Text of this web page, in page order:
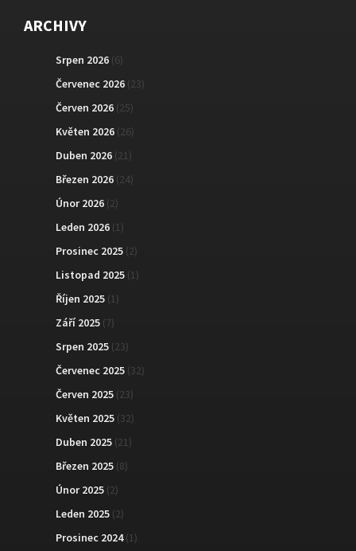
ARCHIVY
Srpen 2026 (6)
Červenec 2026 (23)
Červen 2026 (25)
Květen 2026 (26)
Duben 2026 (21)
Březen 2026 (24)
Únor 2026 (2)
Leden 2026 (1)
Prosinec 2025 (2)
Listopad 2025 (1)
Říjen 2025 (1)
Září 2025 (7)
Srpen 2025 (23)
Červenec 2025 (32)
Červen 2025 (23)
Květen 2025 (32)
Duben 2025 (21)
Březen 2025 (8)
Únor 2025 (2)
Leden 2025 (2)
Prosinec 2024(1)